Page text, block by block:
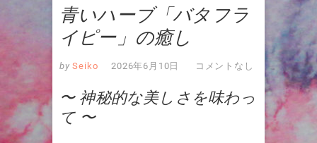
青いハーブ「バタフラ
イピー」の癒し
by Seiko 2026年6月10日 コメントなし
〜 神秘的な美しさを味わっ
て 〜